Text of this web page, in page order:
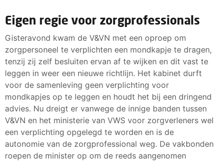
Eigen regie voor zorgprofessionals
Gisteravond kwam de V&VN met een oproep om
zorgpersoneel te verplichten een mondkapje te dragen,
tenzij zij zelf besluiten ervan af te wijken en dit vast te
leggen in weer een nieuwe richtlijn. Het kabinet durft
voor de samenleving geen verplichting voor
mondkapjes op te leggen en houdt het bij een dringend
advies. Nu dreigt er vanwege de innige banden tussen
V&VN en het ministerie van VWS voor zorgverleners wel
een verplichting opgelegd te worden en is de
autonomie van de zorgprofessional weg. De vakbonden
roepen de minister op om de reeds aangenomen